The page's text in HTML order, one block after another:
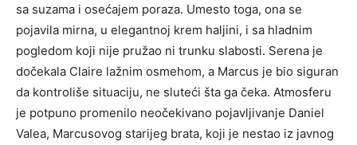
sa suzama i osećajem poraza. Umesto toga, ona se
pojavila mirna, u elegantnoj krem haljini, i sa hladnim
pogledom koji nije pružao ni trunku slabosti. Serena je
dočekala Claire lažnim osmehom, a Marcus je bio siguran
da kontroliše situaciju, ne sluteći šta ga čeka. Atmosferu
je potpuno promenilo neočekivano pojavljivanje Daniel
Valea, Marcusovog starijeg brata, koji je nestao iz javnog